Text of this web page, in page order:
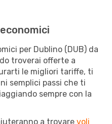
per Dublino (DUB) da
troverai offerte a
le migliori tariffe, ti
semplici passi che ti
sempre con la
a trovare voli